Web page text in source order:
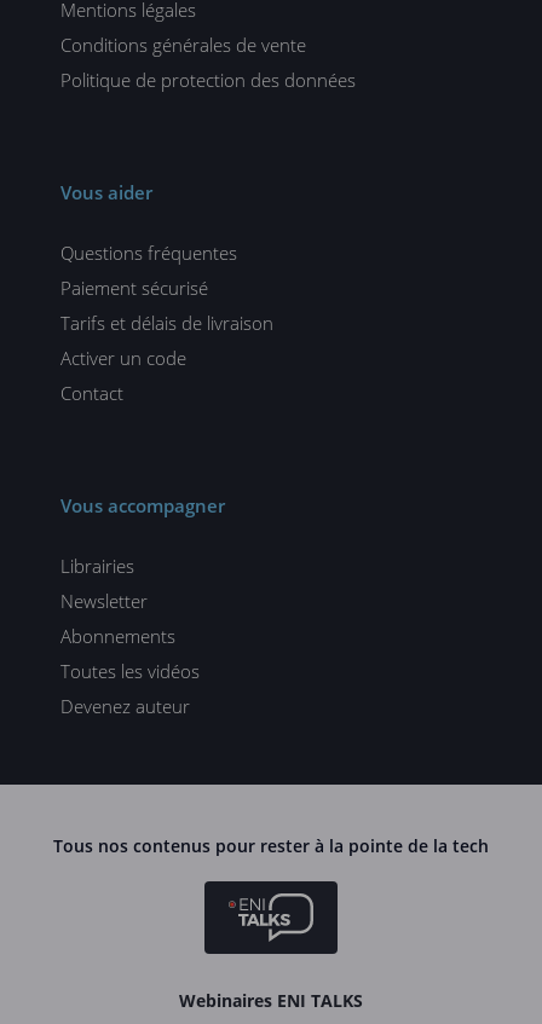
Mentions légales
Conditions générales de vente
Politique de protection des données
Vous aider
Questions fréquentes
Paiement sécurisé
Tarifs et délais de livraison
Activer un code
Contact
Vous accompagner
Librairies
Newsletter
Abonnements
Toutes les vidéos
Devenez auteur
Tous nos contenus pour rester à la pointe de la tech
Webinaires ENI TALKS